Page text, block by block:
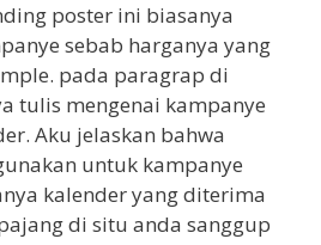
poster ini biasanya
sebab harganya yang
pada paragrap di
tulis mengenai kampanye
Aku jelaskan bahwa
untuk kampanye
kalender yang diterima
di situ anda sanggup